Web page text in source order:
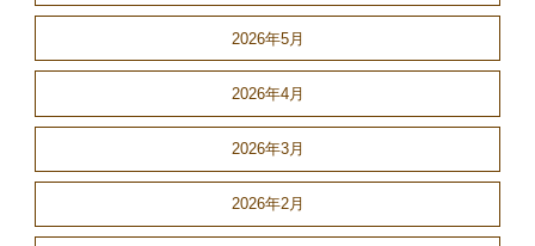
2026年5月
2026年4月
2026年3月
2026年2月